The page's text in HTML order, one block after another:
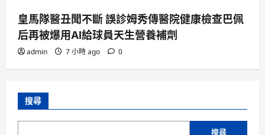
皇馬隊醫丑聞不斷 誤診姆秀傳醫院健康檢查巴佩
后再被爆用AI給球員天生營養補劑
admin 7 小時 ago 0
搜尋
搜尋